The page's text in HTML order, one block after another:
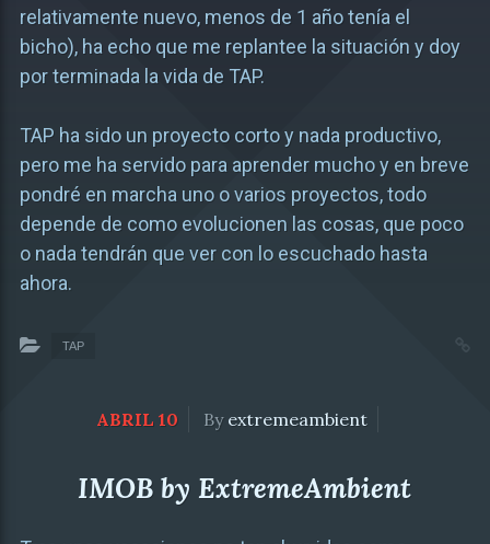
relativamente nuevo, menos de 1 año tenía el
bicho), ha echo que me replantee la situación y doy
por terminada la vida de TAP.
TAP ha sido un proyecto corto y nada productivo,
pero me ha servido para aprender mucho y en breve
pondré en marcha uno o varios proyectos, todo
depende de como evolucionen las cosas, que poco
o nada tendrán que ver con lo escuchado hasta
ahora.
TAP
ABRIL 10 By extremeambient
IMOB by ExtremeAmbient